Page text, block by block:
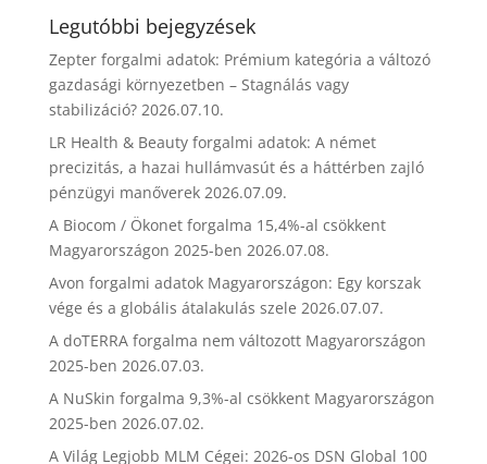
Legutóbbi bejegyzések
Zepter forgalmi adatok: Prémium kategória a változó
gazdasági környezetben – Stagnálás vagy
stabilizáció? 2026.07.10.
LR Health & Beauty forgalmi adatok: A német
precizitás, a hazai hullámvasút és a háttérben zajló
pénzügyi manőverek 2026.07.09.
A Biocom / Ökonet forgalma 15,4%-al csökkent
Magyarországon 2025-ben 2026.07.08.
Avon forgalmi adatok Magyarországon: Egy korszak
vége és a globális átalakulás szele 2026.07.07.
A doTERRA forgalma nem változott Magyarországon
2025-ben 2026.07.03.
A NuSkin forgalma 9,3%-al csökkent Magyarországon
2025-ben 2026.07.02.
A Világ Legjobb MLM Cégei: 2026-os DSN Global 100